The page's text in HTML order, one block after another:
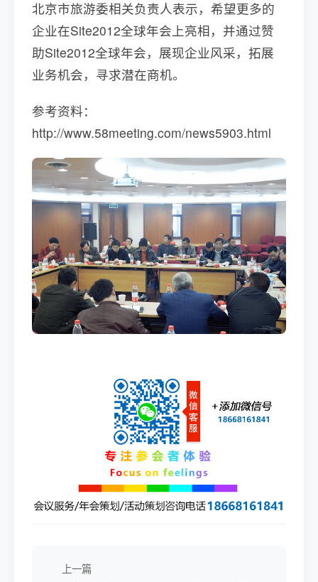
北京市旅游委相关负责人表示，希望更多的
企业在Site2012全球年会上亮相，并通过赞
助Site2012全球年会，展现企业风采，拓展
业务机会，寻求潜在商机。
参考资料：
http://www.58meeting.com/news5903.html
上一篇